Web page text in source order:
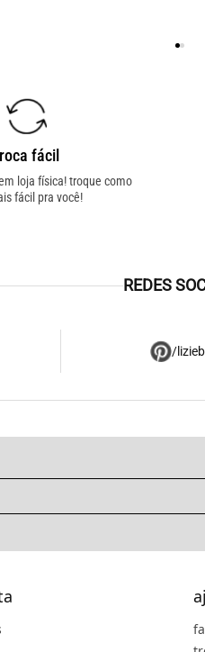
fácil
loja física! troque como
fácil pra você!
REDES
/